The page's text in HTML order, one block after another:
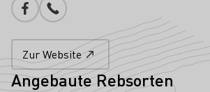
FacebookTelefonnummer
Zur Website
Angebaute Rebsorten